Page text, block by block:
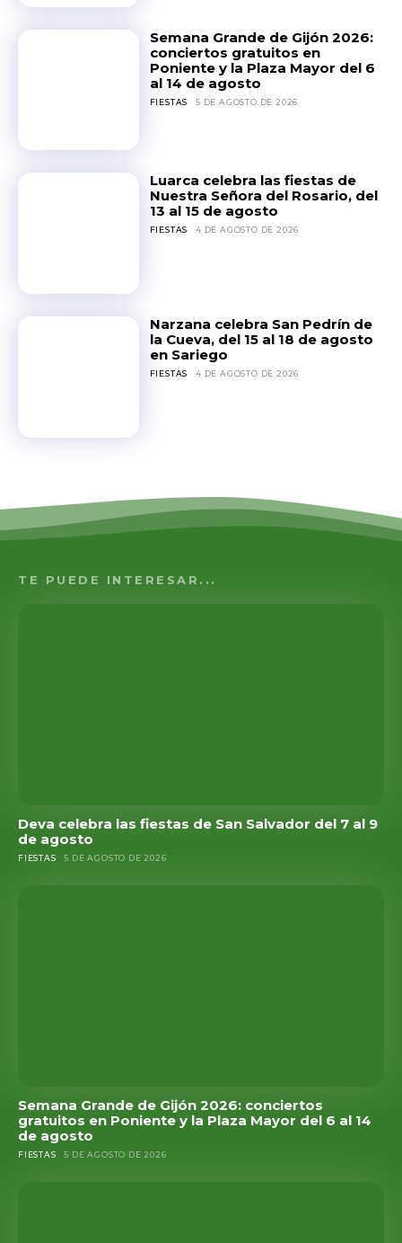
Semana Grande de Gijón 2026:
conciertos gratuitos en
Poniente y la Plaza Mayor del 6
al 14 de agosto
FIESTAS 5 DE AGOSTO DE 2026
Luarca celebra las fiestas de
Nuestra Señora del Rosario, del
13 al 15 de agosto
FIESTAS 4 DE AGOSTO DE 2026
Narzana celebra San Pedrín de
la Cueva, del 15 al 18 de agosto
en Sariego
FIESTAS 4 DE AGOSTO DE 2026
TE PUEDE INTERESAR...
Deva celebra las fiestas de San Salvador del 7 al 9
de agosto
FIESTAS 5 DE AGOSTO DE 2026
Semana Grande de Gijón 2026: conciertos
gratuitos en Poniente y la Plaza Mayor del 6 al 14
de agosto
FIESTAS 5 DE AGOSTO DE 2026